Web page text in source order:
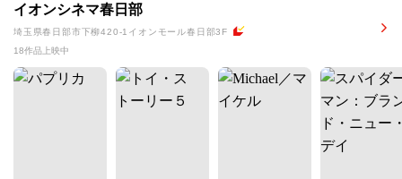
イオンシネマ春日部
埼玉県春日部市下柳420-1イオンモール春日部3F
18作品上映中